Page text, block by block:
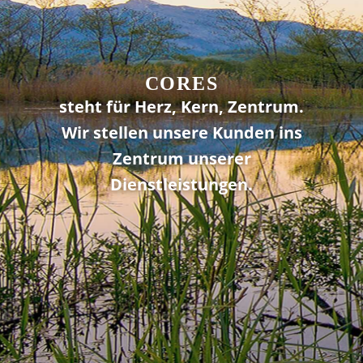
CORES
steht für Herz, Kern, Zentrum.
Wir stellen unsere Kunden ins
Zentrum unserer
Dienstleistungen.